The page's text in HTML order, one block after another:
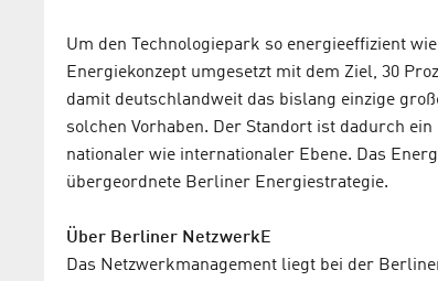
Um den Technologiepark so energieeffizient
Energiekonzept umgesetzt mit dem Ziel, 30
damit deutschlandweit das bislang einzige
solchen Vorhaben. Der Standort ist dadurch
nationaler wie internationaler Ebene. Das
übergeordnete Berliner Energiestrategie.
Über Berliner NetzwerkE
Das Netzwerkmanagement liegt bei der